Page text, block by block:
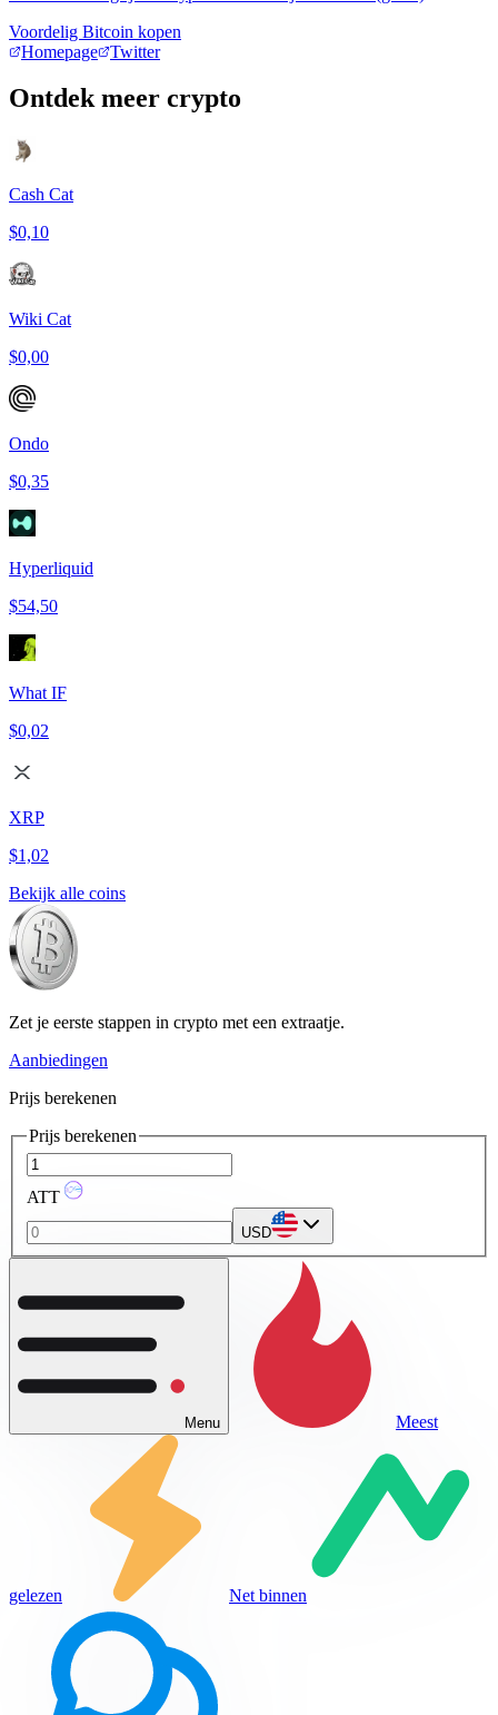
Voordelig Bitcoin kopen
Homepage
Twitter
Ontdek meer crypto
Cash Cat
$0,10
Wiki Cat
$0,00
Ondo
$0,35
Hyperliquid
$54,50
What IF
$0,02
XRP
$1,02
Bekijk alle coins
Zet je eerste stappen in crypto met een extraatje.
Aanbiedingen
Prijs berekenen
Prijs berekenen
ATT
USD
Menu Meest
gelezen Net binnen